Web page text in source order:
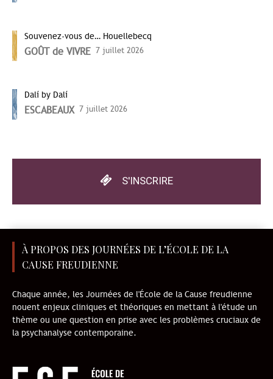
Souvenez-vous de… Houellebecq
GOÛT de VIVRE 7 juillet 2026
Dalí by Dalí
ESCABEAUX 7 juillet 2026
S'INSCRIRE
À PROPOS DES JOURNÉES DE L’ÉCOLE DE LA
CAUSE FREUDIENNE
Chaque année, les Journées de l'École de la Cause freudienne
nouent enjeux cliniques et théoriques en mettant à l'étude un
thème ou une question en prise avec les problèmes cruciaux de
la psychanalyse contemporaine.